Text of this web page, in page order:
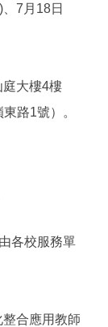
7月18日
庭大樓4樓
路1號）。
各校服務單
合應用教師